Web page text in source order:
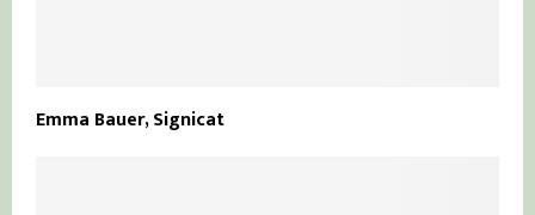
Emma Bauer, Signicat